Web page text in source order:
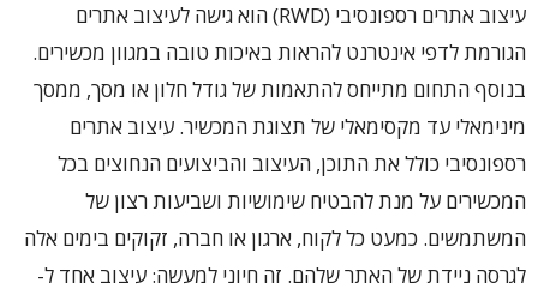
עיצוב אתרים רספונסיבי (RWD) הוא גישה לעיצוב אתרים
הגורמת לדפי אינטרנט להראות באיכות טובה במגוון מכשירים.
בנוסף התחום מתייחס להתאמות של גודל חלון או מסך, ממסך
מינימאלי עד מקסימאלי של תצוגת המכשיר. עיצוב אתרים
רספונסיבי כולל את התוכן, העיצוב והביצועים הנחוצים בכל
המכשירים על מנת להבטיח שימושיות ושביעות רצון של
המשתמשים. כמעט כל לקוח, ארגון או חברה, זקוקים בימים אלה
לגרסה ניידת של האתר שלהם. זה חיוני למעשה: עיצוב אחד ל-